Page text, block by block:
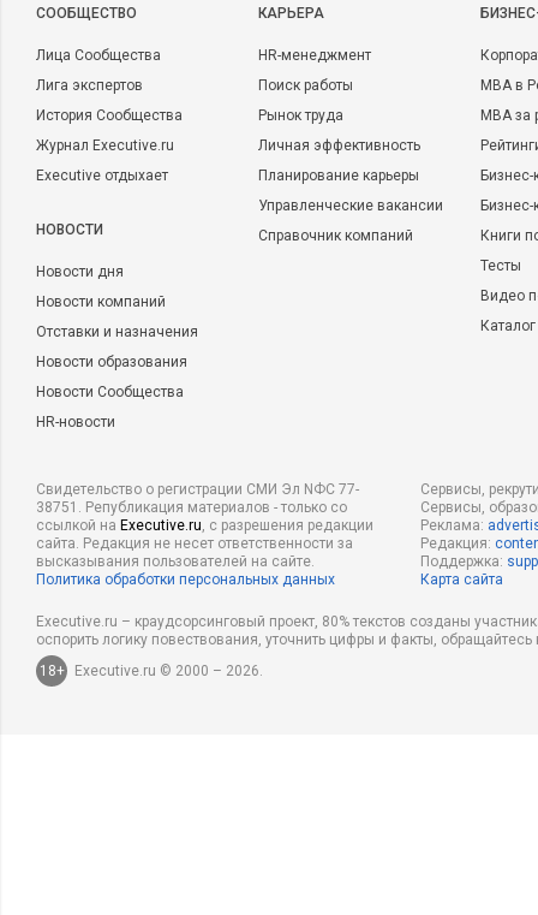
CООБЩЕСТВО
Лица Сообщества
Лига экспертов
История Сообщества
Журнал Executive.ru
Executive отдыхает
НОВОСТИ
Новости дня
Новости компаний
Отставки и назначения
Новости образования
Новости Сообщества
HR-новости
КАРЬЕРА
HR-менеджмент
Поиск работы
Рынок труда
Личная эффективность
Планирование карьеры
Управленческие вакансии
Справочник компаний
MBA в
MBA
Бизнес-
Книги
Тесты
Видео
Свидетельство о регистрации СМИ Эл NФС 77-
38751. Републикация материалов - только со
ссылкой на Executive.ru, с разрешения редакции
сайта. Редакция не несет ответственности за
высказывания пользователей на сайте.
Политика обработки персональных данных
Сервисы,
Сервисы,
Реклама:
Редакция:
Поддержка:
Карта сайта
Executive.ru – краудсорсинговый проект, 80% текстов созданы
оспорить логику повествования, уточнить цифры и факты,
18+
Executive.ru © 2000 – 2026.